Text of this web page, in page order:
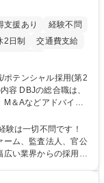
支援あり
経験不問
2日制
交通費支給
M＆Aなどアドバイザ
し、複数の専門性を
成していただきま
でご活躍いただきま
は一切不問です！
ーム、監査法人、官公
広い業界からの採用実